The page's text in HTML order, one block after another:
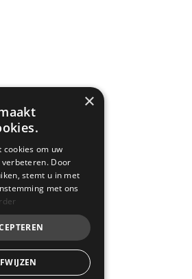
×
cookies om uw
Door
stemt u in met
met ons